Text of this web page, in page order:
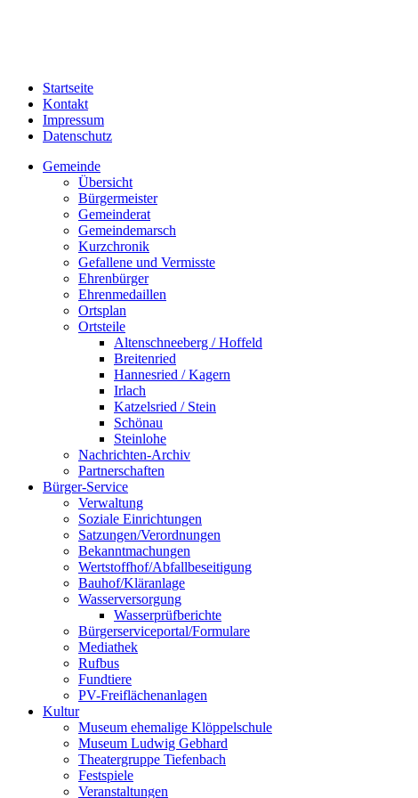
Startseite
Kontakt
Impressum
Datenschutz
Gemeinde
Übersicht
Bürgermeister
Gemeinderat
Gemeindemarsch
Kurzchronik
Gefallene und Vermisste
Ehrenbürger
Ehrenmedaillen
Ortsplan
Ortsteile
Altenschneeberg / Hoffeld
Breitenried
Hannesried / Kagern
Irlach
Katzelsried / Stein
Schönau
Steinlohe
Nachrichten-Archiv
Partnerschaften
Bürger-Service
Verwaltung
Soziale Einrichtungen
Satzungen/Verordnungen
Bekanntmachungen
Wertstoffhof/Abfallbeseitigung
Bauhof/Kläranlage
Wasserversorgung
Wasserprüfberichte
Bürgerserviceportal/Formulare
Mediathek
Rufbus
Fundtiere
PV-Freiflächenanlagen
Kultur
Museum ehemalige Klöppelschule
Museum Ludwig Gebhard
Theatergruppe Tiefenbach
Festspiele
Veranstaltungen